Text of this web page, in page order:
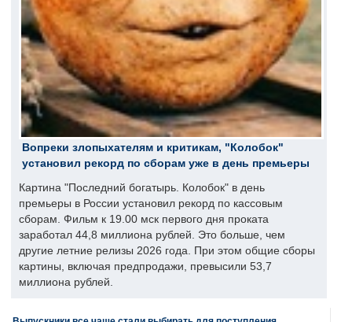
Вопреки злопыхателям и критикам, "Колобок"
установил рекорд по сборам уже в день премьеры
Картина "Последний богатырь. Колобок" в день
премьеры в России установил рекорд по кассовым
сборам. Фильм к 19.00 мск первого дня проката
заработал 44,8 миллиона рублей. Это больше, чем
другие летние релизы 2026 года. При этом общие сборы
картины, включая предпродажи, превысили 53,7
миллиона рублей.